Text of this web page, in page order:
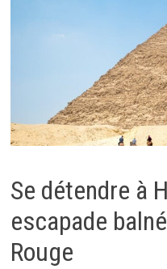
Se détendre à
escapade
Rouge